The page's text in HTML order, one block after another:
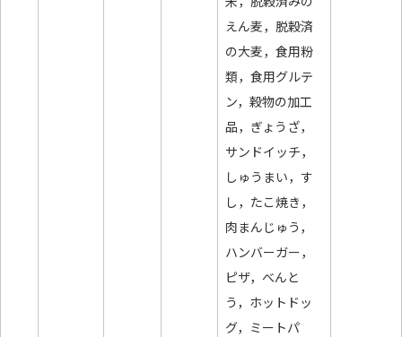
えん麦，脱穀済
の大麦，食用粉
類，食用グルテ
ン，穀物の加工
品，ぎょうざ，
サンドイッチ，
しゅうまい，す
し，たこ焼き，
肉まんじゅう，
ハンバーガー，
ピザ，べんと
う，ホットドッ
グ，ミートパ